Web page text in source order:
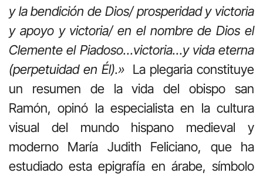
y la bendición de Dios/ prosperidad y victoria
y apoyo y victoria/ en el nombre de Dios el
Clemente el Piadoso…victoria…y vida eterna
(perpetuidad en Él).» La plegaria constituye
un resumen de la vida del obispo san
Ramón, opinó la especialista en la cultura
visual del mundo hispano medieval y
moderno María Judith Feliciano, que ha
estudiado esta epigrafía en árabe, símbolo